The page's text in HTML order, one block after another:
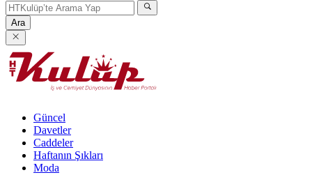
Ara
Güncel
Davetler
Caddeler
Haftanın Şıkları
Moda